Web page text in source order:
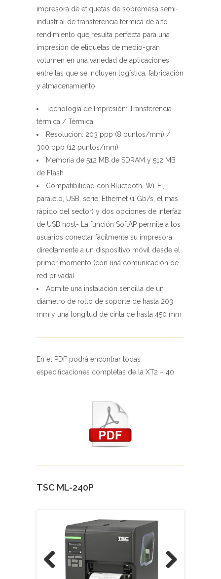
impresión de etiquetas de medio-gran
volumen en una variedad de aplicaciones
entre las que se incluyen logística, fabricación
y almacenamiento
Tecnología de Impresión: Transferencia
térmica / Térmica
300 ppp (12 puntos/mm)
Memoria de 512 MB de SDRAM y 512 MB
de Flash
Compatibilidad con Bluetooth, Wi-Fi,
paralelo, USB, serie, Ethernet (1 Gb/s, el más
rápido del sector) y dos opciones de interfaz
de USB host- La función SoftAP permite a los
usuarios conectar fácilmente su impresora
directamente a un dispositivo móvil desde el
primer momento (con una comunicación de
red privada)
Admite una instalación sencilla de un
diámetro de rollo de soporte de hasta 203
mm y una longitud de cinta de hasta 450 mm
TSC ML-240P
Previous